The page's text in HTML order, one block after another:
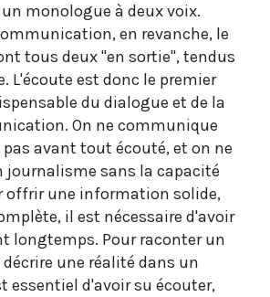
monologue à deux voix.
en revanche, le
tous deux "en sortie", tendus
L'écoute est donc le premier
du dialogue et de la
On ne communique
pas avant tout écouté, et on ne
journalisme sans la capacité
offrir une information solide,
il est nécessaire d'avoir
longtemps. Pour raconter un
une réalité dans un
essentiel d'avoir su écouter,